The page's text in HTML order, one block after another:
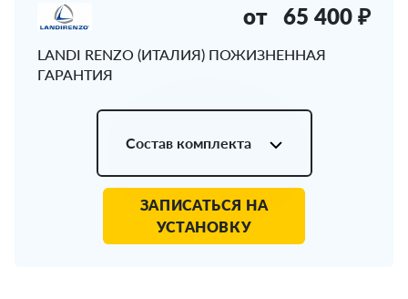
LANDI RENZO (ИТАЛИЯ) ПОЖИЗНЕННАЯ
ГАРАНТИЯ
от 65 400 ₽
Состав комплекта
ЗАПИСАТЬСЯ НА
УСТАНОВКУ